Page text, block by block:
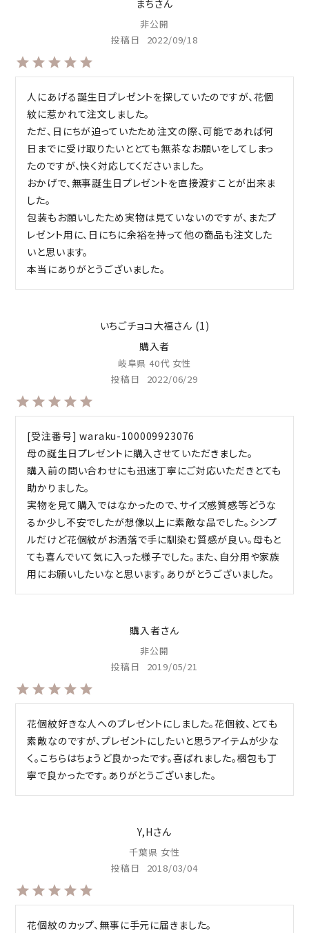
まち
非公開
投稿日
2022/09/18
人にあげる誕生日プレゼントを探していたのですが、花個
紋に惹かれて注文しました。
ただ、日にちが迫っていたため注文の際、可能であれば何
日までに受け取りたいととても無茶なお願いをしてしまっ
たのですが、快く対応してくださいました。
おかげで、無事誕生日プレゼントを直接渡すことが出来ま
した。
包装もお願いしたため実物は見ていないのですが、またプ
レゼント用に、日にちに余裕を持って他の商品も注文した
いと思います。
本当にありがとうございました。
いちごチョコ大福
1
購入者
岐阜県 40代 女性
投稿日
2022/06/29
[受注番号] waraku-100009923076
母の誕生日プレゼントに購入させていただきました。
購入前の問い合わせにも迅速丁寧にご対応いただきとても
助かりました。
実物を見て購入ではなかったので、サイズ感質感等どうな
るか少し不安でしたが想像以上に素敵な品でした。シンプ
ルだけど花個紋がお洒落で手に馴染む質感が良い。母もと
ても喜んでいて気に入った様子でした。また、自分用や家族
購入者
非公開
投稿日
2019/05/21
花個紋好きな人へのプレゼントにしました。花個紋、とても
素敵なのですが、プレゼントにしたいと思うアイテムが少な
く。こちらはちょうど良かったです。喜ばれました。梱包も丁
寧で良かったです。ありがとうございました。
Y,H
千葉県 女性
投稿日
2018/03/04
花個紋のカップ、無事に手元に届きました。